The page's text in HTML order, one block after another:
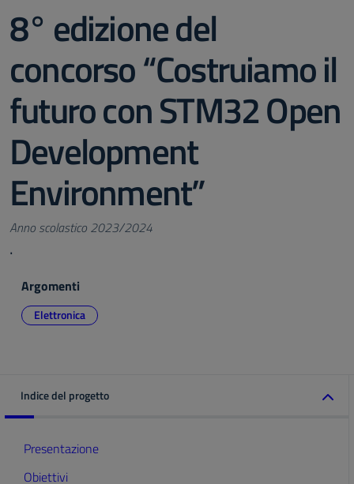
8° edizione del
concorso “Costruiamo il
futuro con STM32 Open
Development
Environment”
Anno scolastico 2023/2024
.
Argomenti
Elettronica
Indice del progetto
Presentazione
Obiettivi